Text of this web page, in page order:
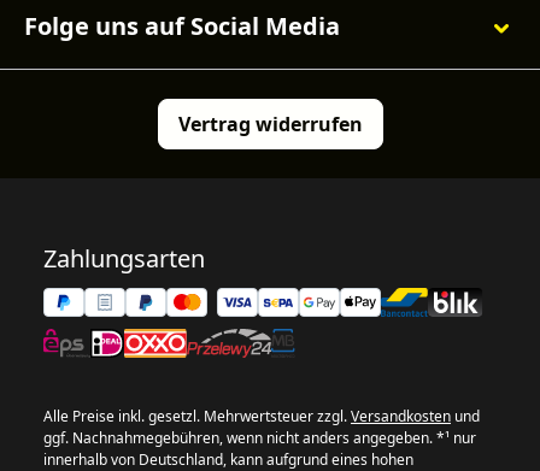
Folge uns auf Social Media
Vertrag widerrufen
Zahlungsarten
Alle Preise inkl. gesetzl. Mehrwertsteuer zzgl.Versandkosten und
ggf. Nachnahmegebühren, wenn nicht anders angegeben. *¹ nur
innerhalb von Deutschland, kann aufgrund eines hohen